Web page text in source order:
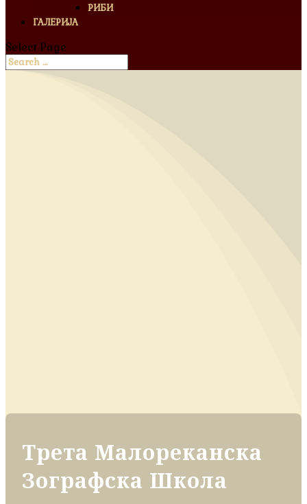
РИБИ
ГАЛЕРИЈА
Select Page
Трета Малореканска
Зографска Школа